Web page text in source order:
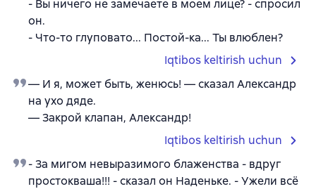
- Вы ничего не замечаете в моем лице? - спросил
он.
- Что-то глуповато... Постой-ка... Ты влюблен?
Iqtibos keltirish uchun
— И я, может быть, женюсь! — сказал Александр
на ухо дяде.
— Закрой клапан, Александр!
Iqtibos keltirish uchun
- За мигом невыразимого блаженства - вдруг
простокваша!!! - сказал он Наденьке. - Ужели всё